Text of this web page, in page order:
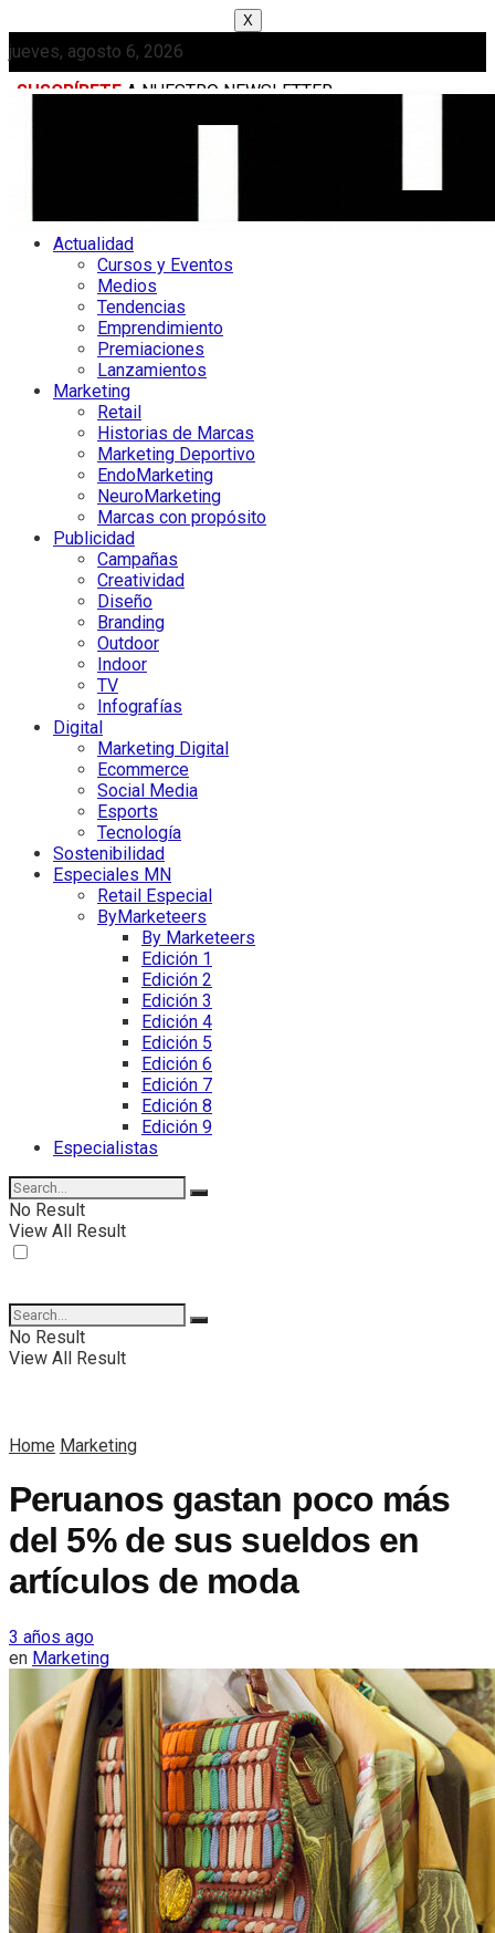
X
jueves, agosto 6, 2026
SUSCRÍBETE A NUESTRO NEWSLETTER
Actualidad
Cursos y Eventos
Medios
Tendencias
Emprendimiento
Premiaciones
Lanzamientos
Marketing
Retail
Historias de Marcas
Marketing Deportivo
EndoMarketing
NeuroMarketing
Marcas con propósito
Publicidad
Campañas
Creatividad
Diseño
Branding
Outdoor
Indoor
TV
Infografías
Digital
Marketing Digital
Ecommerce
Social Media
Esports
Tecnología
Sostenibilidad
Especiales MN
Retail Especial
ByMarketeers
By Marketeers
Edición 1
Edición 2
Edición 3
Edición 4
Edición 5
Edición 6
Edición 7
Edición 8
Edición 9
Especialistas
No Result
View All Result
No Result
View All Result
Home Marketing
Peruanos gastan poco más
del 5% de sus sueldos en
artículos de moda
3 años ago
en Marketing